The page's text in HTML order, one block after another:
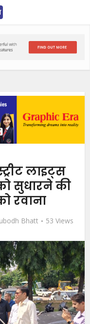
लाइट्स
सुधारने की
रवाना
Bhatt 53 Views